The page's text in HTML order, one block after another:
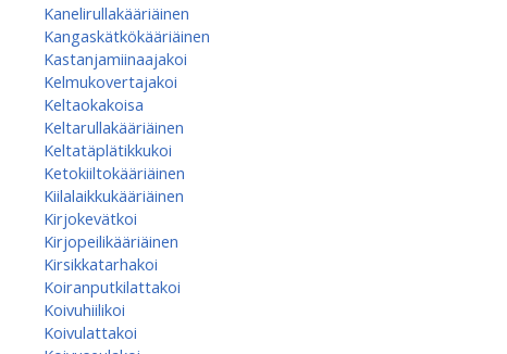
Kanelirullakääriäinen
Kangaskätkökääriäinen
Kastanjamiinaajakoi
Kelmukovertajakoi
Keltaokakoisa
Keltarullakääriäinen
Keltatäplätikkukoi
Ketokiiltokääriäinen
Kiilalaikkukääriäinen
Kirjokevätkoi
Kirjopeilikääriäinen
Kirsikkatarhakoi
Koiranputkilattakoi
Koivuhiilikoi
Koivulattakoi